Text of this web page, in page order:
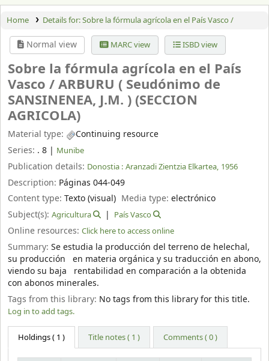
Home Details for:Sobre la fórmula agrícola en el País Vasco /
Normal view MARC view ISBD view
Sobre la fórmula agrícola en el País
Vasco /ARBURU ( Seudónimo de
SANSINENEA, J.M. ) (SECCION
AGRICOLA)
Material type:
Continuing resource
Series: . 8 | Munibe
Publication details: Donostia : Aranzadi Zientzia Elkartea, 1956
Description: Páginas 044-049
Content type: Texto (visual) Media type:electrónico
Subject(s): Agricultura País Vasco
Online resources: Click here to access online
Summary: Se estudia la producción del terreno de helechal,
su producción en materia orgánica y su traducción en abono,
viendo su baja rentabilidad en comparación a la obtenida
con abonos minerales.
Tags from this library: No tags from this library for this title.
Log in to add tags.
Holdings( 1 ) Title notes ( 1 ) Comments ( 0 )